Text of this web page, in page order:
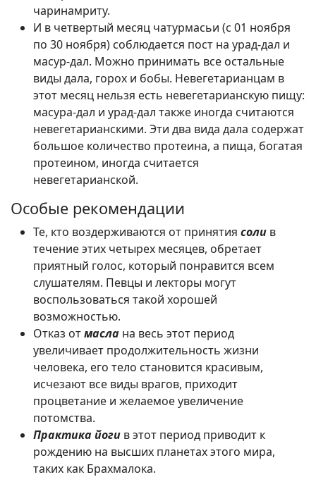
чаринамриту.
И в четвертый месяц чатурмасьи (с 01 ноября
по 30 ноября) соблюдается пост на урад-дал и
масур-дал. Можно принимать все остальные
виды дала, горох и бобы. Невегетарианцам в
этот месяц нельзя есть невегетарианскую пищу:
масура-дал и урад-дал также иногда считаются
невегетарианскими. Эти два вида дала содержат
большое количество протеина, а пища, богатая
протеином, иногда считается
невегетарианской.
Особые рекомендации
Те, кто воздерживаются от принятия соли в
течение этих четырех месяцев, обретает
приятный голос, который понравится всем
слушателям. Певцы и лекторы могут
воспользоваться такой хорошей
возможностью.
Отказ отмасла на весь этот период
увеличивает продолжительность жизни
человека, его тело становится красивым,
исчезают все виды врагов, приходит
процветание и желаемое увеличение
потомства.
Практика йоги в этот период приводит к
рождению на высших планетах этого мира,
таких как Брахмалока.